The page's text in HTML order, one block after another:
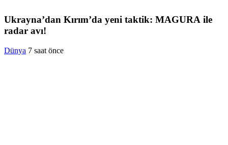
Ukrayna’dan Kırım’da yeni taktik: MAGURA ile
radar avı!
Dünya 7 saat önce